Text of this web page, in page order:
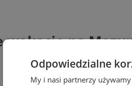
wakacje na
Odpowiedzialne
My i nasi partnerzy